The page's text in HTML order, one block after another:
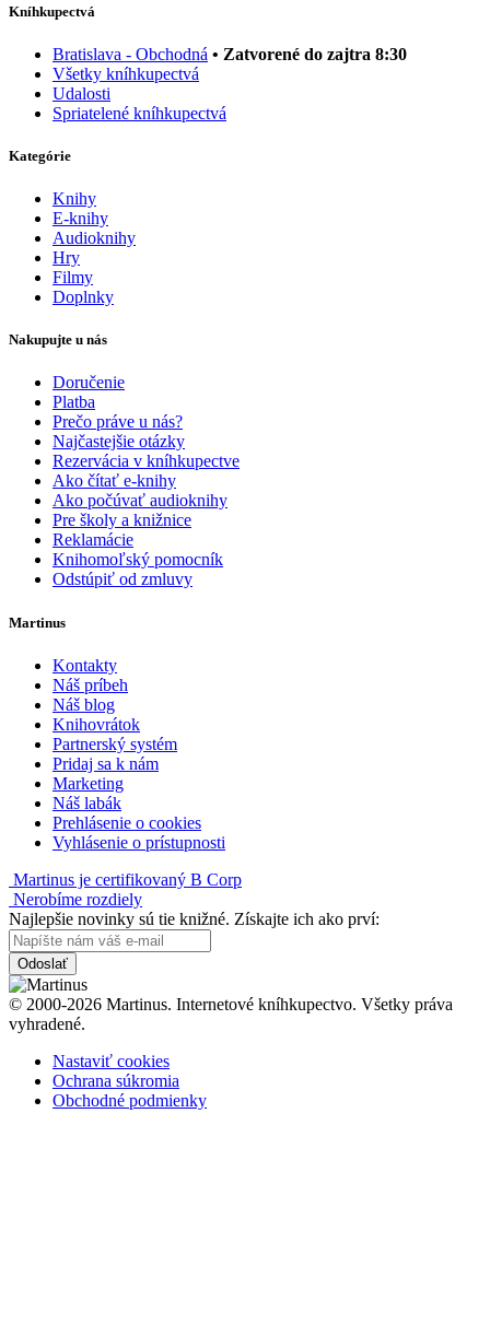
Kníhkupectvá
Bratislava - Obchodná • Zatvorené do zajtra 8:30
Všetky kníhkupectvá
Udalosti
Spriatelené kníhkupectvá
Kategórie
Knihy
E-knihy
Audioknihy
Hry
Filmy
Doplnky
Nakupujte u nás
Doručenie
Platba
Prečo práve u nás?
Najčastejšie otázky
Rezervácia v kníhkupectve
Ako čítať e-knihy
Ako počúvať audioknihy
Pre školy a knižnice
Reklamácie
Knihomoľský pomocník
Odstúpiť od zmluvy
Martinus
Kontakty
Náš príbeh
Náš blog
Knihovrátok
Partnerský systém
Pridaj sa k nám
Marketing
Náš labák
Prehlásenie o cookies
Vyhlásenie o prístupnosti
Martinus je certifikovaný B Corp
Nerobíme rozdiely
Najlepšie novinky sú tie knižné. Získajte ich ako prví:
Odoslať
© 2000-2026 Martinus. Internetové kníhkupectvo. Všetky práva
vyhradené.
Nastaviť cookies
Ochrana súkromia
Obchodné podmienky